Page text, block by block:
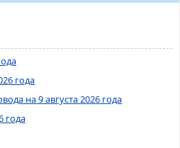
года
на 9 августа 2026 года
года